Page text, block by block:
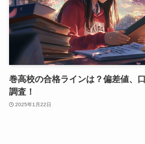
巻高校の合格ラインは？偏差値、
調査！
2025年1月22日